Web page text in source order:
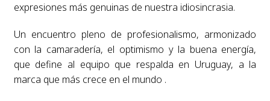
expresiones más genuinas de nuestra idiosincrasia.
Un encuentro pleno de profesionalismo, armonizado
con la camaradería, el optimismo y la buena energía,
que define al equipo que respalda en Uruguay, a la
marca que más crece en el mundo .